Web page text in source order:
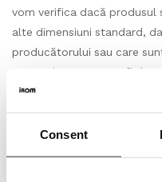
Consent
vom verifica dacă
alte dimensiuni standard,
producătorului sau care
respectiv care poate fi
unui răspuns pozitiv,
continua dialogul direct
LVT-ul se împachetează